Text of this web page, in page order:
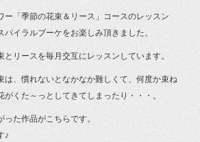
ー「季節の花束＆リース」コースのレッスン
イラルブーケをお楽しみ頂きました。
とリースを毎月交互にレッスンしています。
は、慣れないとなかなか難しくて、何度か束ね
くた～っとしてきてしまったり・・・。
た作品がこちらです。
♪